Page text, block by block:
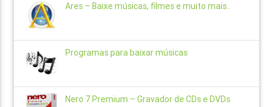
Ares – Baixe músicas, filmes e muito mais..
Programas para baixar músicas
Nero 7 Premium – Gravador de CDs e DVDs